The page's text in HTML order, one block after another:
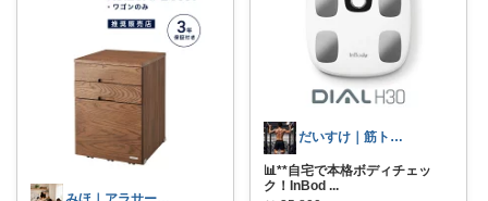
だいすけ｜筋トレ×健康食✕バイクROOM
📊**自宅で本格ボディチェッ
ク！InBod ...